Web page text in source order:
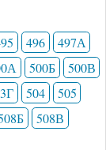
496
497А
500Б
500В
504
505
508В